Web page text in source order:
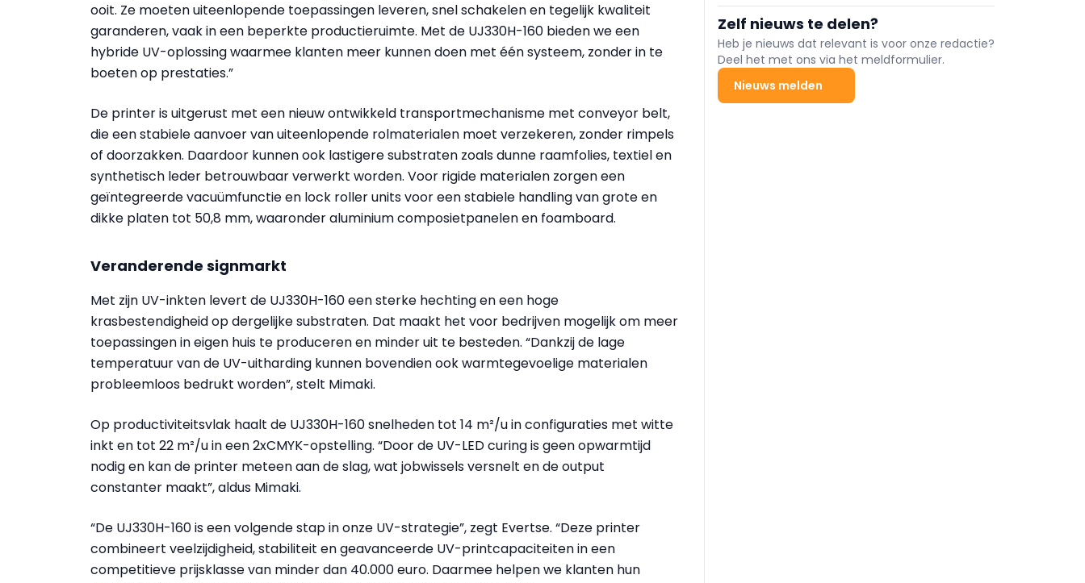
ooit. Ze moeten uiteenlopende toepassingen leveren, snel schakelen en tegelijk kwaliteit
garanderen, vaak in een beperkte productieruimte. Met de UJ330H-160 bieden we een
hybride UV-oplossing waarmee klanten meer kunnen doen met één systeem, zonder in te
boeten op prestaties.”
De printer is uitgerust met een nieuw ontwikkeld transportmechanisme met conveyor belt,
die een stabiele aanvoer van uiteenlopende rolmaterialen moet verzekeren, zonder rimpels
of doorzakken. Daardoor kunnen ook lastigere substraten zoals dunne raamfolies, textiel en
synthetisch leder betrouwbaar verwerkt worden. Voor rigide materialen zorgen een
geïntegreerde vacuümfunctie en lock roller units voor een stabiele handling van grote en
dikke platen tot 50,8 mm, waaronder aluminium composietpanelen en foamboard.
Veranderende signmarkt
Met zijn UV-inkten levert de UJ330H-160 een sterke hechting en een hoge
krasbestendigheid op dergelijke substraten. Dat maakt het voor bedrijven mogelijk om meer
toepassingen in eigen huis te produceren en minder uit te besteden. “Dankzij de lage
temperatuur van de UV-uitharding kunnen bovendien ook warmtegevoelige materialen
probleemloos bedrukt worden”, stelt Mimaki.
Op productiviteitsvlak haalt de UJ330H-160 snelheden tot 14 m²/u in configuraties met witte
inkt en tot 22 m²/u in een 2xCMYK-opstelling. “Door de UV-LED curing is geen opwarmtijd
nodig en kan de printer meteen aan de slag, wat jobwissels versnelt en de output
constanter maakt”, aldus Mimaki.
“De UJ330H-160 is een volgende stap in onze UV-strategie”, zegt Evertse. “Deze printer
combineert veelzijdigheid, stabiliteit en geavanceerde UV-printcapaciteiten in een
competitieve prijsklasse van minder dan 40.000 euro. Daarmee helpen we klanten hun
markten groei opgetekend worden, al had de
verpakkingsmarkt het moeilijk. De prioriteit voor de
komende jaren is volgens Dirk Salens, behoud van de
mature markten, meer diversificatie en extra
dienstverlening. “Meer diversificatie: niet door nieuwe
markten op te zoeken maar door de bestaande
groeimarkten te rentabiliseren”.
Zelf nieuws te delen?
Heb je nieuws dat relevant is voor onze redactie?
Deel het met ons via het meldformulier.
Nieuws melden